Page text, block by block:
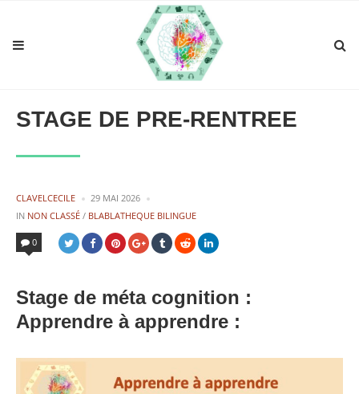
STAGE DE PRE-RENTREE
PUBLIÉ
PAR
CLAVELCECILE
29 MAI 2026
IN POSTED
IN
NON CLASSÉ / BLABLATHEQUE BILINGUE
0
Stage de méta cognition :
Apprendre à apprendre :